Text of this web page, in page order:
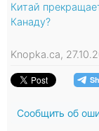
Китай
Канаду?
Knopka.ca,
Сообщить об